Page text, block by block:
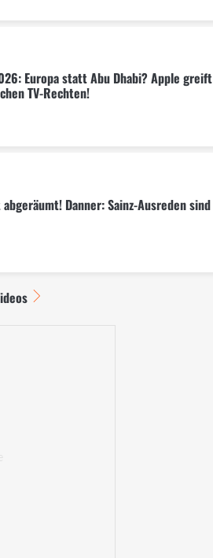
Europa statt Abu Dhabi? Apple greift
TV-Rechten!
Danner: Sainz-Ausreden sind